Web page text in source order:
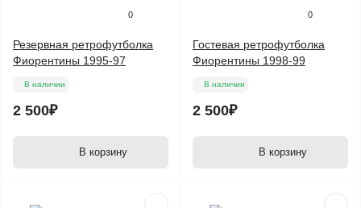
0
Резервная ретрофутболка
Фиорентины 1995-97
В наличии
2 500₽
В корзину
0
Гостевая ретрофутболка
Фиорентины 1998-99
В наличии
2 500₽
В корзину